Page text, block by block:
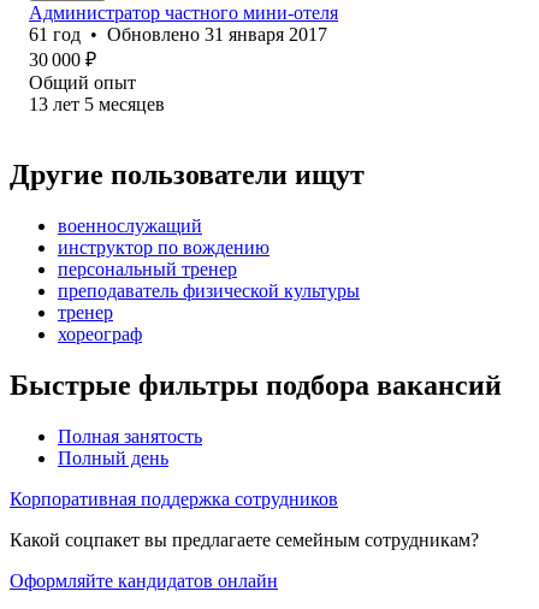
Администратор частного мини-отеля
61 год • Обновлено 31 января 2017
30 000 ₽
Общий опыт
13 лет 5 месяцев
Другие пользователи ищут
военнослужащий
инструктор по вождению
персональный тренер
преподаватель физической культуры
тренер
хореограф
Быстрые фильтры подбора вакансий
Полная занятость
Полный день
Корпоративная поддержка сотрудников
Какой соцпакет вы предлагаете семейным сотрудникам?
Оформляйте кандидатов онлайн